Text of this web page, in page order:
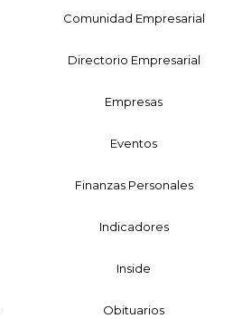
Comunidad Empresarial
Directorio Empresarial
Empresas
Eventos
Finanzas Personales
Indicadores
Inside
Obituarios